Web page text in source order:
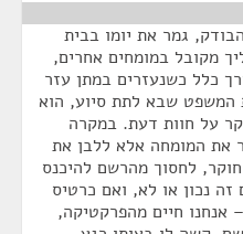
גמר את יומו בבית
מקובל במומחים אחרים,
כלל כשנעזרים במתן עזר
שבא לתת סיוע, הוא
על חוות דעת. במקרה
את המומחה אלא ללבן את
לחסוך מהרשם להיכנס
נכון או לא, ואם כרטיס
אנחנו חיים מהפרקטיקה,